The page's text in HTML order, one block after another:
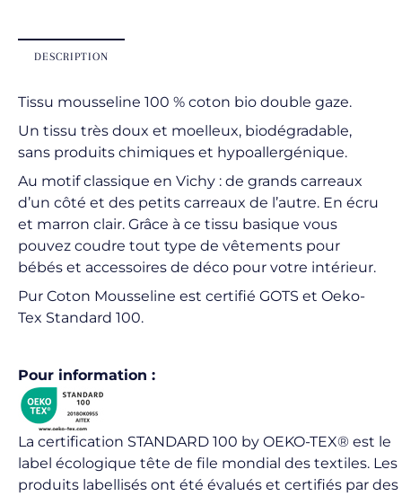
DESCRIPTION
Tissu mousseline 100 % coton bio double gaze.
Un tissu très doux et moelleux, biodégradable,
sans produits chimiques et hypoallergénique.
Au motif classique en Vichy : de grands carreaux
d’un côté et des petits carreaux de l’autre. En écru
et marron clair. Grâce à ce tissu basique vous
pouvez coudre tout type de vêtements pour
bébés et accessoires de déco pour votre intérieur.
Pur Coton Mousseline est certifié GOTS et Oeko-
Tex Standard 100.
Pour information :
La certification STANDARD 100 by OEKO-TEX® est le
label écologique tête de file mondial des textiles. Les
produits labellisés ont été évalués et certifiés par des